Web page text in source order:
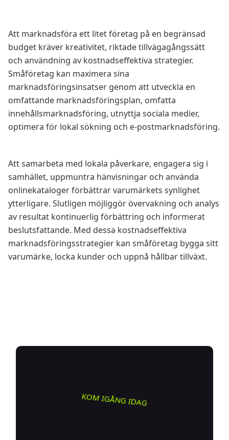
Att marknadsföra ett litet företag på en begränsad
budget kräver kreativitet, riktade tillvägagångssätt
och användning av kostnadseffektiva strategier.
Småföretag kan maximera sina
marknadsföringsinsatser genom att utveckla en
omfattande marknadsföringsplan, omfatta
innehållsmarknadsföring, utnyttja sociala medier,
optimera för lokal sökning och e-postmarknadsföring.
Att samarbeta med lokala påverkare, engagera sig i
samhället, uppmuntra hänvisningar och använda
onlinekataloger förbättrar varumärkets synlighet
ytterligare. Slutligen möjliggör övervakning och analys
av resultat kontinuerlig förbättring och informerat
beslutsfattande. Med dessa kostnadseffektiva
marknadsföringsstrategier kan småföretag bygga sitt
varumärke, locka kunder och uppnå hållbar tillväxt.
KOM IGÅNG IDAG